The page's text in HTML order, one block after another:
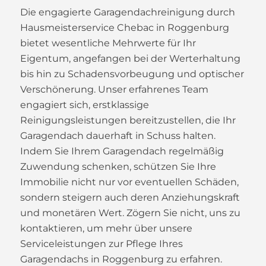
Die engagierte Garagendachreinigung durch
Hausmeisterservice Chebac in Roggenburg
bietet wesentliche Mehrwerte für Ihr
Eigentum, angefangen bei der Werterhaltung
bis hin zu Schadensvorbeugung und optischer
Verschönerung. Unser erfahrenes Team
engagiert sich, erstklassige
Reinigungsleistungen bereitzustellen, die Ihr
Garagendach dauerhaft in Schuss halten.
Indem Sie Ihrem Garagendach regelmäßig
Zuwendung schenken, schützen Sie Ihre
Immobilie nicht nur vor eventuellen Schäden,
sondern steigern auch deren Anziehungskraft
und monetären Wert. Zögern Sie nicht, uns zu
kontaktieren, um mehr über unsere
Serviceleistungen zur Pflege Ihres
Garagendachs in Roggenburg zu erfahren.